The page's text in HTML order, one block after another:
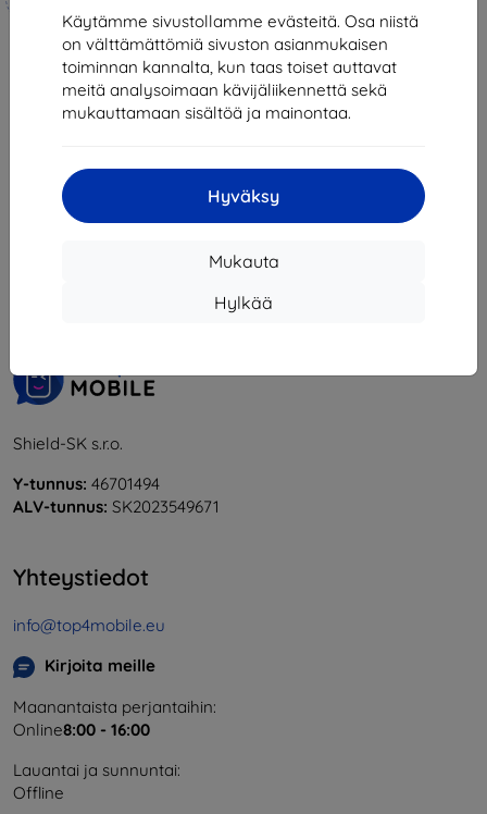
Käytämme sivustollamme evästeitä. Osa niistä
on välttämättömiä sivuston asianmukaisen
toiminnan kannalta, kun taas toiset auttavat
meitä analysoimaan kävijäliikennettä sekä
mukauttamaan sisältöä ja mainontaa.
Hyväksy
Mukauta
Hylkää
21,90 €
19,70 €
Varastossa 4 kpl
25,56 €
Varastossa > 5 kpl
yhteensä6.
Shield-SK s.r.o.
Y-tunnus: 46701494
ALV-tunnus: SK2023549671
Yhteystiedot
info@top4mobile.eu
Kirjoita meille
Maanantaista perjantaihin:
Online8:00 - 16:00
Lauantai ja sunnuntai:
Offline